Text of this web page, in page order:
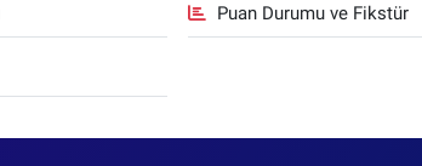
Puan Durumu ve Fikstür